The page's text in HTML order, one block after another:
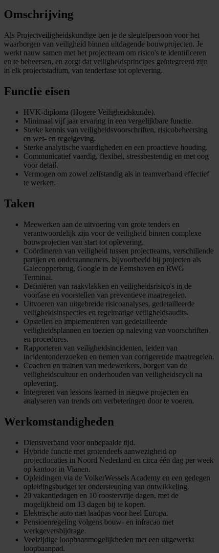
Omschrijving
Als Projectveiligheidskundige ben je de sleutelpersoon voor het
waarborgen van veiligheid binnen uitdagende bouwprojecten. Je
werkt nauw samen met het projectteam om risico's te identificeren
en te beheersen, en zorgt dat veiligheidsprincipes geïntegreerd zijn
in elk projectstadium, van tenderfase tot oplevering.
Functie eisen
HVK-diploma (Hogere Veiligheidskunde).
Minimaal vijf jaar ervaring in een vergelijkbare functie.
Sterke kennis van veiligheidsvoorschriften, risicobeheersing
en wet- en regelgeving.
Sterke analytische vaardigheden en een proactieve houding.
Communicatief vaardig, flexibel, stressbestendig en met oog
voor detail.
Vermogen om zowel zelfstandig als in teamverband effectief
te werken.
Taken
Meewerken aan de uitvoering van grote tenders en
verantwoordelijk zijn voor de veiligheid binnen complexe
bouwprojecten van start tot oplevering.
Coördineren van veiligheid tussen projectteams, verschillende
partijen en onderaannemers, bijvoorbeeld bij projecten als
Galecopperbrug, Google in de Eemshaven en RWG
Terminal.
Definiëren van raakvlakken en veiligheidsrisico's in de
voorfase en voorstellen van preventieve maatregelen.
Uitvoeren van uitgebreide risicoanalyses, gedetailleerde
veiligheidsinspecties en regelmatige veiligheidsaudits.
Opstellen en implementeren van gedetailleerde
veiligheidsplannen en toezien op naleving van voorschriften
en procedures.
Rapporteren van veiligheidsincidenten, leiden van
incidentonderzoeken en nemen van corrigerende maatregelen.
Coachen en trainen van medewerkers, borgen van de
veiligheidscultuur en onderhouden van veiligheidscycli na
oplevering.
Integreren van lessons learned in nieuwe projecten en
analyseren van trends om verbeteringen door te voeren.
Werkomstandigheden
Dienstverband voor onbepaalde tijd.
Hybride functie met grotendeels aanwezigheid op
projectlocaties in Noord Nederland en circa één dag per week
op kantoor in Vianen.
Opleidingen via de VolkerWessels Academy en een gedegen
opleidingsbudget ter ondersteuning van ontwikkeling.
20 vakantiedagen en 10 roostervrije dagen, met de
mogelijkheid om 13 dagen bij te kopen.
Elektrische auto met laadpas voor heel Europa.
Pensioenregeling volgens bouw- en infracao met
werkgeversbijdrage.
Veelzijdige loopbaanmogelijkheden met een uitgewerkt
loopbaanpad.